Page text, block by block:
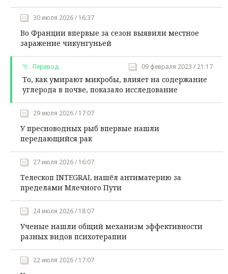
30 июля 2026 / 16:37
Во Франции впервые за сезон выявили местное
заражение чикунгуньей
Перевод 09 февраля 2023 / 21:17
То, как умирают микробы, влияет на содержание
углерода в почве, показало исследование
29 июля 2026 / 17:07
У пресноводных рыб впервые нашли
передающийся рак
27 июля 2026 / 16:07
Телескоп INTEGRAL нашёл антиматерию за
пределами Млечного Пути
24 июля 2026 / 18:07
Ученые нашли общий механизм эффективности
разных видов психотерапии
22 июля 2026 / 17:07